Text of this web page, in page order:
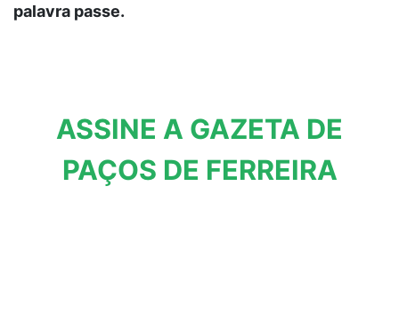
palavra passe.
ASSINE A GAZETA DE
PAÇOS DE FERREIRA